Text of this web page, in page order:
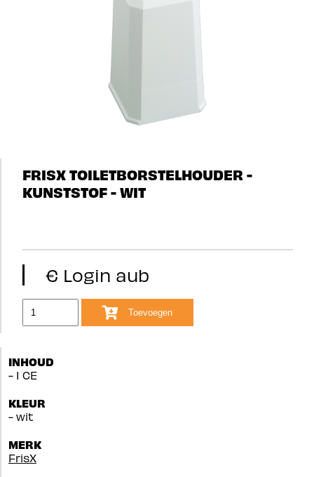
FRISX TOILETBORSTELHOUDER -
KUNSTSTOF - WIT
€ Login aub
Toevoegen
INHOUD
- 1 CE
KLEUR
- wit
MERK
FrisX